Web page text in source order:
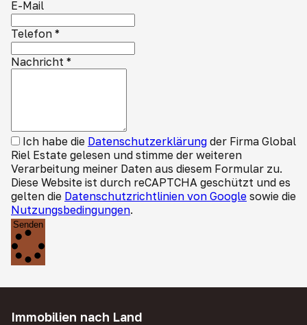
E-Mail
Telefon *
Nachricht *
Ich habe die Datenschutzerklärung der Firma Global
Riel Estate gelesen und stimme der weiteren
Verarbeitung meiner Daten aus diesem Formular zu.
Diese Website ist durch reCAPTCHA geschützt und es
gelten die Datenschutzrichtlinien von Google sowie die
Nutzungsbedingungen.
Senden
Immobilien nach Land